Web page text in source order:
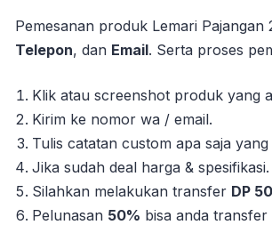
Pemesanan produk Lemari
Telepon, dan Email. Serta proses
Klik atau screenshot produk yang
Kirim ke nomor wa / email.
Tulis catatan custom apa saja
Jika sudah deal harga & spesifikasi.
Silahkan melakukan transfer DP
Pelunasan 50% bisa anda